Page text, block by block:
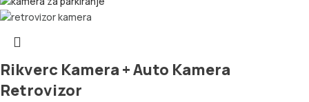
Rikverc Kamera + Auto Kamera
Retrovizor